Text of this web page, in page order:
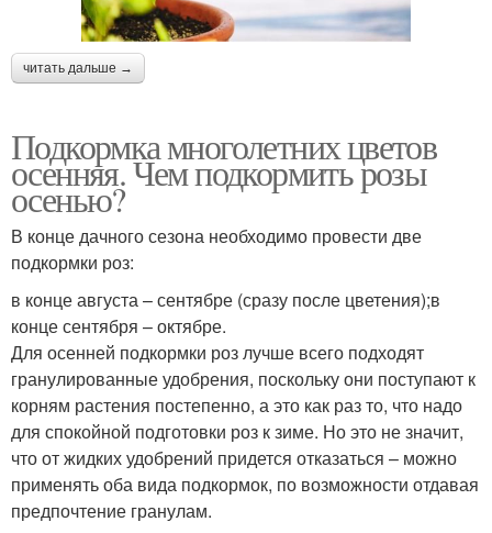
читать дальше →
Подкормка многолетних цветов
осенняя. Чем подкормить розы
осенью?
В конце дачного сезона необходимо провести две
подкормки роз:
в конце августа – сентябре (сразу после цветения);в
конце сентября – октябре.
Для осенней подкормки роз лучше всего подходят
гранулированные удобрения, поскольку они поступают к
корням растения постепенно, а это как раз то, что надо
для спокойной подготовки роз к зиме. Но это не значит,
что от жидких удобрений придется отказаться – можно
применять оба вида подкормок, по возможности отдавая
предпочтение гранулам.